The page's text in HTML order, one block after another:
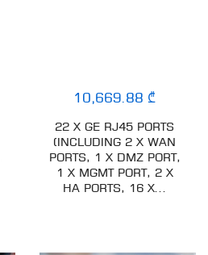
10,669.88 ₾
22 X GE RJ45 PORTS
(INCLUDING 2 X WAN
PORTS, 1 X DMZ PORT,
1 X MGMT PORT, 2 X
HA PORTS, 16 X...